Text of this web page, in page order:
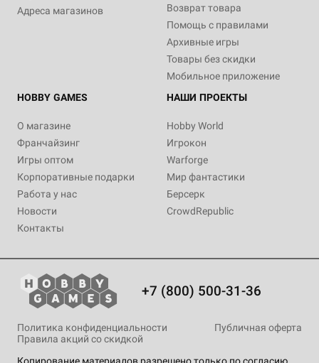
Адреса магазинов
Возврат товара
Помощь с правилами
Архивные игры
Товары без скидки
Мобильное приложение
HOBBY GAMES
О магазине
Франчайзинг
Игры оптом
Корпоративные подарки
Работа у нас
Новости
Контакты
НАШИ ПРОЕКТЫ
Hobby World
Игрокон
Warforge
Мир фантастики
Берсерк
CrowdRepublic
+7 (800) 500-31-36
Копирование материалов разрешено только по согласию
Политика конфиденциальности
Публичная оферта
Правила акций со скидкой